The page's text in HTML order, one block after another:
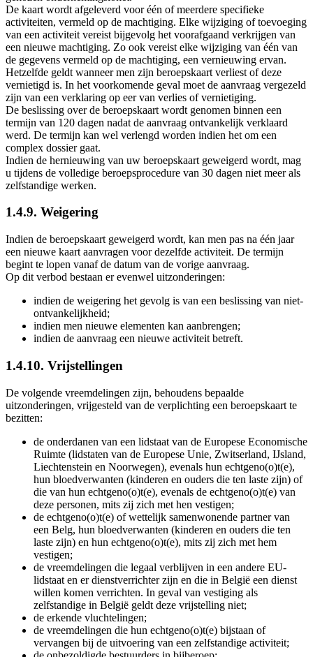
De kaart wordt afgeleverd voor één of meerdere specifieke
activiteiten, vermeld op de machtiging. Elke wijziging of toevoeging
van een activiteit vereist bijgevolg het voorafgaand verkrijgen van
een nieuwe machtiging. Zo ook vereist elke wijziging van één van
de gegevens vermeld op de machtiging, een vernieuwing ervan.
Hetzelfde geldt wanneer men zijn beroepskaart verliest of deze
vernietigd is. In het voorkomende geval moet de aanvraag vergezeld
zijn van een verklaring op eer van verlies of vernietiging.
De beslissing over de beroepskaart wordt genomen binnen een
termijn van 120 dagen nadat de aanvraag ontvankelijk verklaard
werd. De termijn kan wel verlengd worden indien het om een
complex dossier gaat.
Indien de hernieuwing van uw beroepskaart geweigerd wordt, mag
u tijdens de volledige beroepsprocedure van 30 dagen niet meer als
zelfstandige werken.
1.4.9. Weigering
Indien de beroepskaart geweigerd wordt, kan men pas na één jaar
een nieuwe kaart aanvragen voor dezelfde activiteit. De termijn
begint te lopen vanaf de datum van de vorige aanvraag.
Op dit verbod bestaan er evenwel uitzonderingen:
indien de weigering het gevolg is van een beslissing van niet-
ontvankelijkheid;
indien men nieuwe elementen kan aanbrengen;
indien de aanvraag een nieuwe activiteit betreft.
1.4.10. Vrijstellingen
De volgende vreemdelingen zijn, behoudens bepaalde
uitzonderingen, vrijgesteld van de verplichting een beroepskaart te
bezitten:
de onderdanen van een lidstaat van de Europese Economische
Ruimte (lidstaten van de Europese Unie, Zwitserland, IJsland,
Liechtenstein en Noorwegen), evenals hun echtgeno(o)t(e),
hun bloedverwanten (kinderen en ouders die ten laste zijn) of
die van hun echtgeno(o)t(e), evenals de echtgeno(o)t(e) van
deze personen, mits zij zich met hen vestigen;
de echtgeno(o)t(e) of wettelijk samenwonende partner van
een Belg, hun bloedverwanten (kinderen en ouders die ten
laste zijn) en hun echtgeno(o)t(e), mits zij zich met hem
vestigen;
de vreemdelingen die legaal verblijven in een andere EU-
lidstaat en er dienstverrichter zijn en die in België een dienst
willen komen verrichten. In geval van vestiging als
zelfstandige in België geldt deze vrijstelling niet;
de erkende vluchtelingen;
de vreemdelingen die hun echtgeno(o)t(e) bijstaan of
vervangen bij de uitvoering van een zelfstandige activiteit;